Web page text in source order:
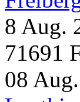
8 Aug.
71691
08 Aug.